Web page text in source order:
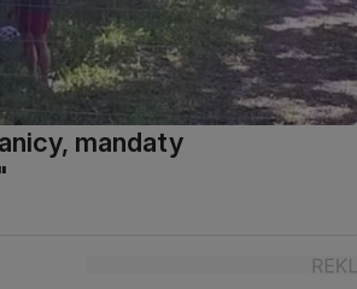
mandaty